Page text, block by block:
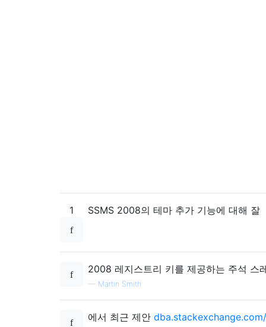
1 SSMS 2008의 테마 추가 기능에 대해 잘
2008 레지스트리 키를 제공하는 주석 스
— Martin Smith
에서 최근 제안